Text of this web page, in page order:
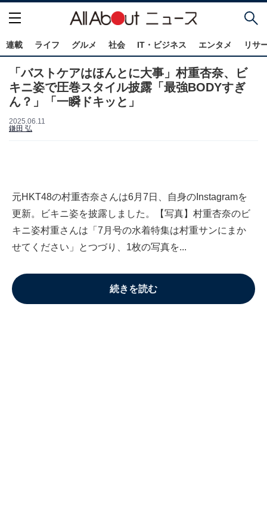
連載 ライフ グルメ 社会 IT・ビジネス エンタメ リサ
「バストケアはほんとに大事」村重杏奈、ビ
キニ姿で圧巻スタイル披露「最強BODYすぎ
ん？」「一瞬ドキッと」
2025.06.11
鎌田 弘
元HKT48の村重杏奈さんは6月7日、自身のInstagramを
更新。ビキニ姿を披露しました。【写真】村重杏奈のビ
キニ姿村重さんは「7月号の水着特集は村重サンにまか
せてください」とつづり、1枚の写真を...
続きを読む